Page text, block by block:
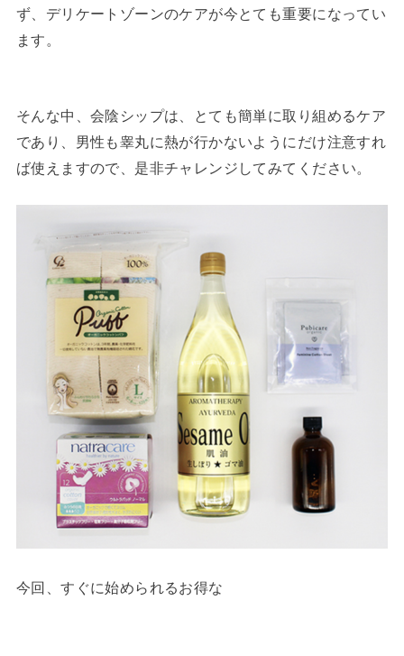
ず、デリケートゾーンのケアが今とても重要になってい
ます。
そんな中、会陰シップは、とても簡単に取り組めるケア
であり、男性も睾丸に熱が行かないようにだけ注意すれ
ば使えますので、是非チャレンジしてみてください。
今回、すぐに始められるお得な